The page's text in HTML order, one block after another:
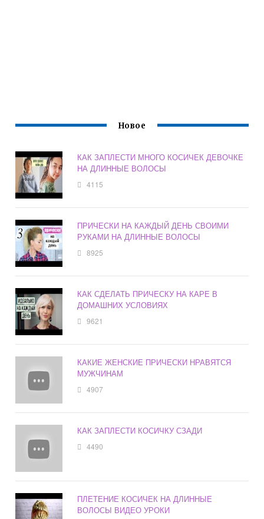
Новое
КАК ЗАПЛЕСТИ МНОГО КОСИЧЕК ДЕВОЧКЕ
НА ДЛИННЫЕ ВОЛОСЫ
4115
ПРИЧЕСКИ НА КАЖДЫЙ ДЕНЬ СВОИМИ
РУКАМИ НА ДЛИННЫЕ ВОЛОСЫ
8925
КАК СДЕЛАТЬ ПРИЧЕСКУ НА КАРЕ В
ДОМАШНИХ УСЛОВИЯХ
9621
КАКИЕ ЖЕНСКИЕ ПРИЧЕСКИ НРАВЯТСЯ
МУЖЧИНАМ
4907
КАК ЗАПЛЕСТИ КОСИЧКУ СЗАДИ
4490
ПЛЕТЕНИЕ КОСИЧЕК НА ДЛИННЫЕ
ВОЛОСЫ ВИДЕО УРОКИ